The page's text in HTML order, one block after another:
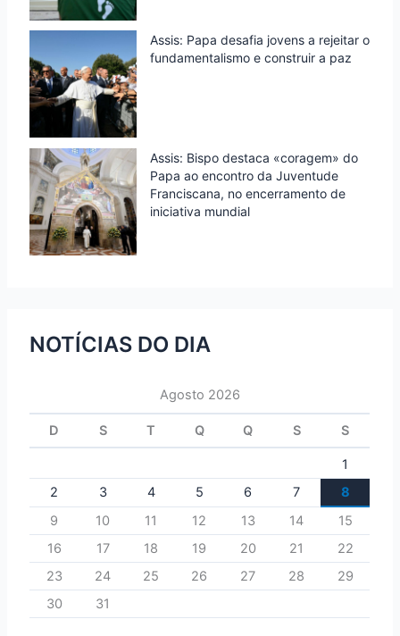
Assis: Papa desafia jovens a rejeitar o
fundamentalismo e construir a paz
Assis: Bispo destaca «coragem» do
Papa ao encontro da Juventude
Franciscana, no encerramento de
iniciativa mundial
NOTÍCIAS DO DIA
Agosto 2026
D S T Q Q S S
1
2
3 4 5 6 7
8
9
10 11 12 13 14
15
16
17 18 19 20 21
22
23
24 25 26 27 28
29
30
31